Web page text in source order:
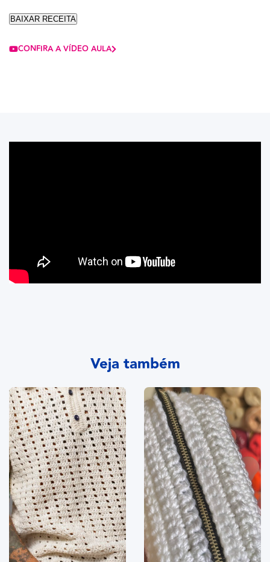
CONFIRA A VÍDEO AULA
Veja também